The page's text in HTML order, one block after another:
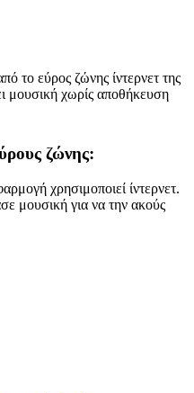
το εύρος ζώνης ίντερνετ της
μουσική χωρίς αποθήκευση
ζώνης:
χρησιμοποιεί ίντερνετ.
μουσική για να την ακούς